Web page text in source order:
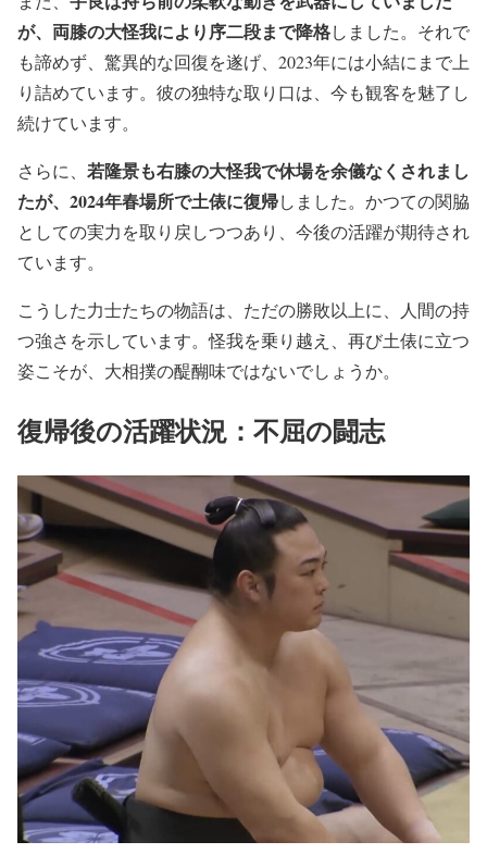
が、両膝の大怪我により序二段まで降格しました。それで
も諦めず、驚異的な回復を遂げ、2023年には小結にまで上
り詰めています。彼の独特な取り口は、今も観客を魅了し
続けています。
さらに、 若隆景も右膝の大怪我で休場を余儀なくされまし
たが、2024年春場所で土俵に復帰しました。かつての関脇
としての実力を取り戻しつつあり、今後の活躍が期待され
ています。
こうした力士たちの物語は、ただの勝敗以上に、人間の持
つ強さを示しています。怪我を乗り越え、再び土俵に立つ
姿こそが、大相撲の醍醐味ではないでしょうか。
復帰後の活躍状況：不屈の闘志